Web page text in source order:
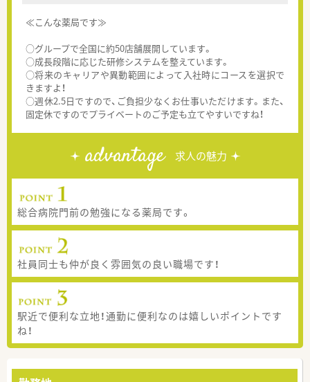
≪こんな薬局です≫
○グループで全国に約50店舗展開しています。
○成長段階に応じた研修システムを整えています。
○将来のキャリアや異動範囲によって入社時にコースを選択で
きますよ！
○週休2.5日ですので、ご負担少なくお仕事いただけます。また、
固定休ですのでプライベートのご予定も立てやすいですね！
advantage 求人の魅力
総合病院門前の勉強になる薬局です。
社員同士も仲が良く雰囲気の良い職場です！
駅近で便利な立地！通勤に便利なのは嬉しいポイントです
ね！